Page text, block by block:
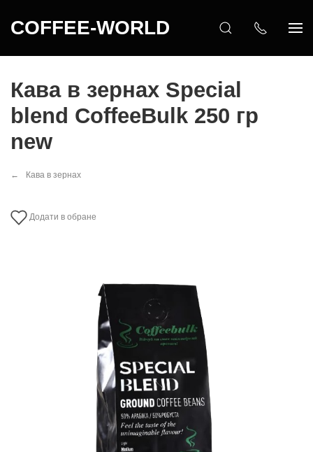
COFFEE-WORLD
Кава в зернах Special
blend CoffeeBulk 250 гр
new
Кава в зернах
Додати в обране